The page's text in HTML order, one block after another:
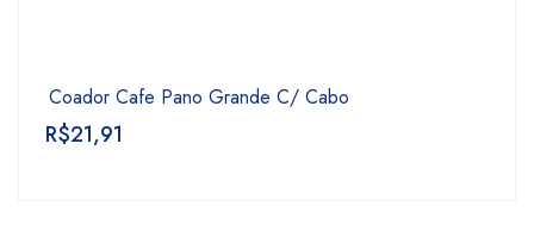
Coador Cafe Pano Grande C/ Cabo
R$21,91